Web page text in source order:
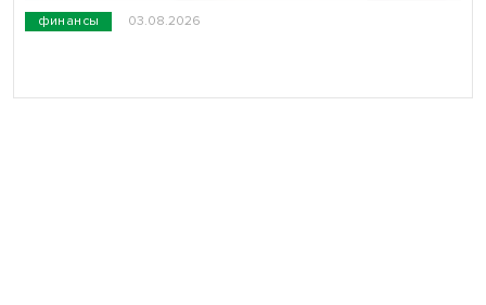
финансы 03.08.2026